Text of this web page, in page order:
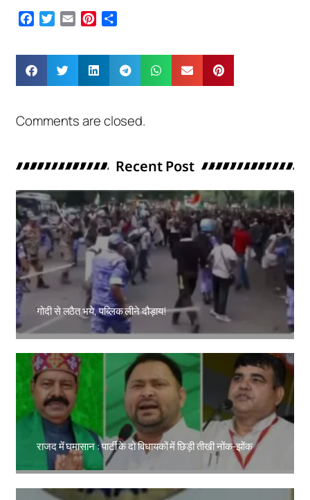
Facebook
Twitter
Email Pinterest
Comments are closed.
Recent Post
गोदी से लठैत भये, पब्लिक लीने दौड़ाय!
Amit Lekh
राजद में घमासान : पार्टी के दो विधायकों में छिड़ी तीखी नोंक-झोंक
Amit Lekh